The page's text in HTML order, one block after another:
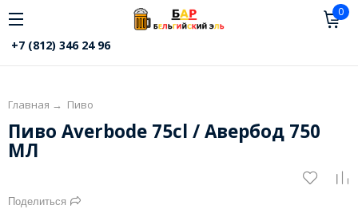
0
+7 (812) 346 24 96
Главная → Пиво
Пиво Averbode 75cl / Авербод 750
МЛ
Поделиться